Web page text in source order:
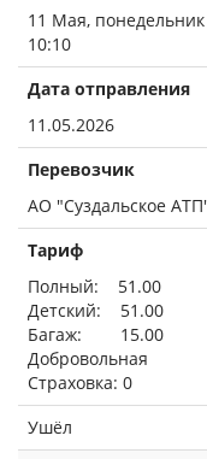
11 Мая, понедельник
10:10
Дата отправления
11.05.2026
Перевозчик
АО "Суздальское
Тариф
Полный: 51.00
Детский: 51.00
Багаж: 15.00
Добровольная
Страховка: 0
Ушёл